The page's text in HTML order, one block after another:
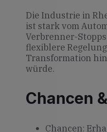
Die Industrie in
ist stark vom
Verbrenner-
flexiblere
Transformation
würde.
Chancen
Chancen: